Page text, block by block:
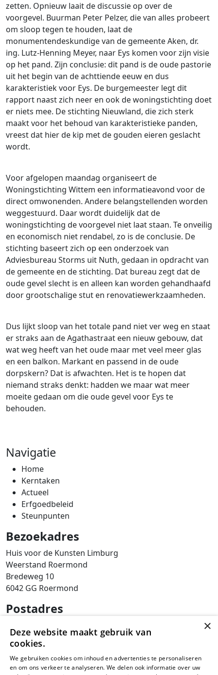
zetten. Opnieuw laait de discussie op over de
voorgevel. Buurman Peter Pelzer, die van alles probeert
om sloop tegen te houden, laat de
monumentendeskundige van de gemeente Aken, dr.
ing. Lutz-Henning Meyer, naar Eys komen voor zijn visie
op het pand. Zijn conclusie: dit pand is de oude pastorie
uit het begin van de achttiende eeuw en dus
karakteristiek voor Eys. De burgemeester legt dit
rapport naast zich neer en ook de woningstichting doet
er niets mee. De stichting Nieuwland, die zich sterk
maakt voor het behoud van karakteristieke panden,
vreest dat hier de kip met de gouden eieren geslacht
wordt.
Voor afgelopen maandag organiseert de
Woningstichting Wittem een informatieavond voor de
direct omwonenden. Andere belangstellenden worden
weggestuurd. Daar wordt duidelijk dat de
woningstichting de voorgevel niet laat staan. Te onveilig
en economisch niet rendabel, zo is de conclusie. De
stichting baseert zich op een onderzoek van
Adviesbureau Storms uit Nuth, gedaan in opdracht van
de gemeente en de stichting. Dat bureau zegt dat de
oude gevel slecht is en alleen kan worden gehandhaafd
door grootschalige stut en renovatiewerkzaamheden.
Dus lijkt sloop van het totale pand niet ver weg en staat
er straks aan de Agathastraat een nieuw gebouw, dat
wat weg heeft van het oude maar met veel meer glas
en een balkon. Markant en passend in de oude
dorpskern? Dat is afwachten. Het is te hopen dat
niemand straks denkt: hadden we maar wat meer
moeite gedaan om die oude gevel voor Eys te
behouden.
Navigatie
Home
Kerntaken
Actueel
Erfgoedbeleid
Steunpunten
Bezoekadres
Huis voor de Kunsten Limburg
Weerstand Roermond
Bredeweg 10
6042 GG Roermond
Postadres
Postbus 203
6040 AE ROERMOND
steunpunt@sam-limburg.nl
×
Deze website maakt gebruik van
cookies.
We gebruiken cookies om inhoud en advertenties te personaliseren
en om ons verkeer te analyseren. We delen ook informatie over uw